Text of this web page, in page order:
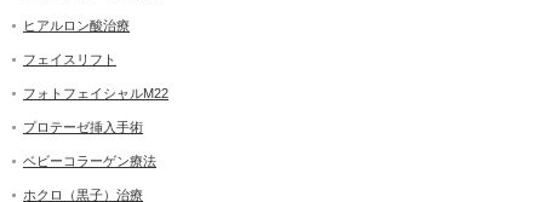
ヒアルロン酸治療
フェイスリフト
フォトフェイシャルM22
プロテーゼ挿入手術
ベビーコラーゲン療法
ホクロ（黒子）治療